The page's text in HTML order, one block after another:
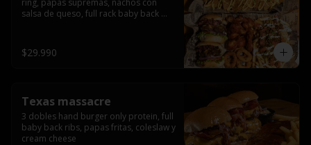
ring, papas supremas, nachos con
salsa de queso, full rack baby back
$29.990
Texas massacre
3 dobles hand burger only protein, full
baby back ribs, papas fritas, coleslaw y
cream cheese